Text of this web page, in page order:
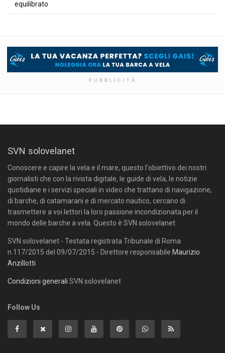
equilibrato
PUBBLICITÀ
SVN solovelanet
Conoscere e capire la vela e il mare, questo l'obiettivo dei nostri
giornalisti che con la rivista digitale, le guide di vela, le notizie
quotidiane e i servizi speciali in video che trattano di navigazione,
di barche, di catamarani e di mercato nautico, cercano di
trasmettere a voi lettori la loro passione incondizionata per il
mondo delle barche a vela. Questo è SVN solovelanet.
SVN solovelanet - Testata registrata Tribunale di Roma
n.117/2015 del 09/07/2015 - Direttore responsabile Maurizio
Anzillotti
Condizioni generali SVN solovelanet
Follow Us